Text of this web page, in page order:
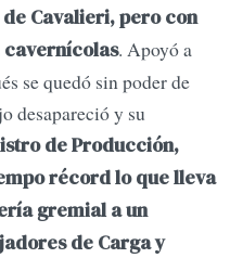
Cavalieri, pero con
cavernícolas. Apoyó a
se quedó sin poder de
desapareció y su
de Producción,
récord lo que lleva
gremial a un
de Carga y